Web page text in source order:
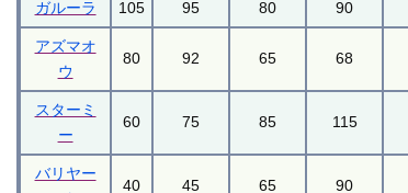
ガルーラ 105 95 80 90
アズマオ
ウ
80 92 65 68
スターミ
ー
60 75 85 115
バリヤー
40 45 65 90